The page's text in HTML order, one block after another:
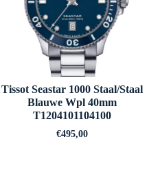
Tissot Seastar 1000 Staal/Staal
Blauwe Wpl 40mm
T1204101104100
€495,00